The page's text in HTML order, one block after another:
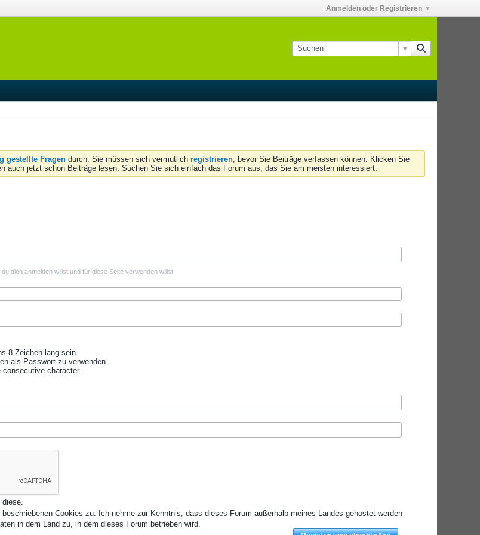
Anmelden oder Registrieren
gestellte Fragen durch. Sie müssen sich vermutlich registrieren, bevor Sie Beiträge verfassen können. Klicken Sie
auch jetzt schon Beiträge lesen. Suchen Sie sich einfach das Forum aus, das Sie am meisten interessiert.
dich anmelden willst und für diese Seite verwenden willst.
8 Zeichen lang sein.
als Passwort zu verwenden.
character.
diese.
beschriebenen Cookies zu. Ich nehme zur Kenntnis, dass dieses Forum außerhalb meines Landes gehostet werden
in dem Land zu, in dem dieses Forum betrieben wird.